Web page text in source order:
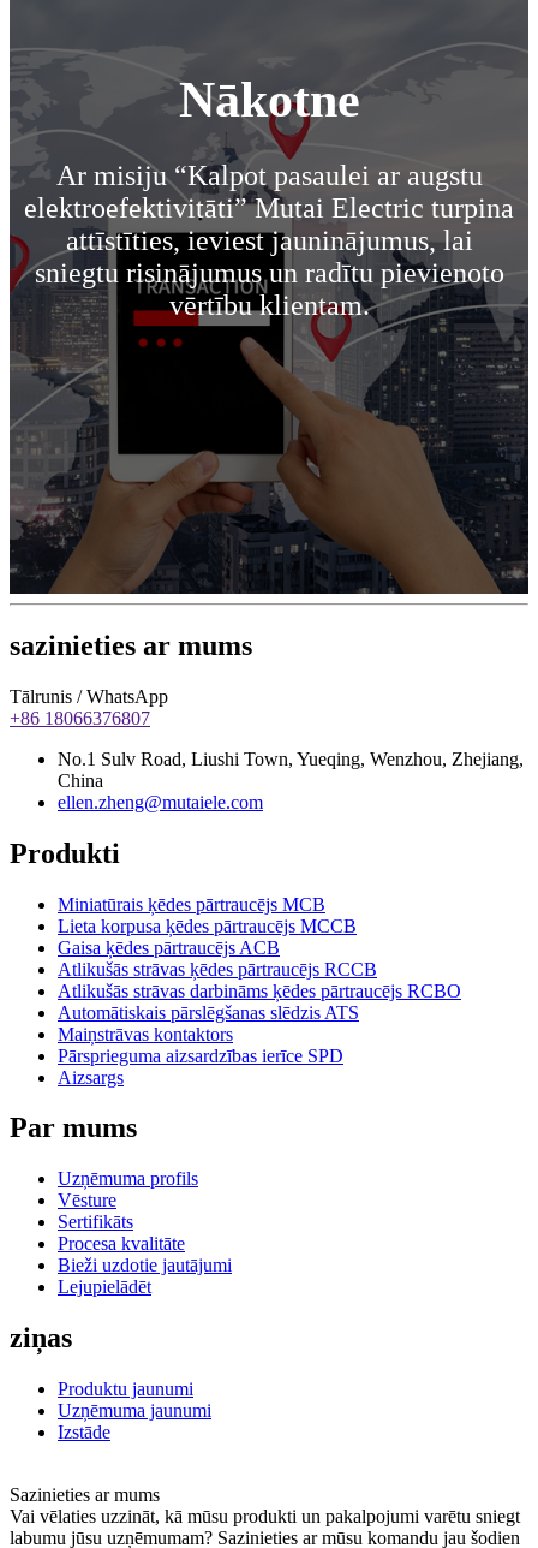
Nākotne
Ar misiju “Kalpot pasaulei ar augstu
elektroefektivitāti” Mutai Electric turpina
attīstīties, ieviest jauninājumus, lai
sniegtu risinājumus un radītu pievienoto
vērtību klientam.
sazinieties ar mums
Tālrunis / WhatsApp
+86 18066376807
No.1 Sulv Road, Liushi Town, Yueqing, Wenzhou, Zhejiang,
China
ellen.zheng@mutaiele.com
Produkti
Miniatūrais ķēdes pārtraucējs MCB
Lieta korpusa ķēdes pārtraucējs MCCB
Gaisa ķēdes pārtraucējs ACB
Atlikušās strāvas ķēdes pārtraucējs RCCB
Atlikušās strāvas darbināms ķēdes pārtraucējs RCBO
Automātiskais pārslēgšanas slēdzis ATS
Maiņstrāvas kontaktors
Pārsprieguma aizsardzības ierīce SPD
Aizsargs
Par mums
Uzņēmuma profils
Vēsture
Sertifikāts
Procesa kvalitāte
Bieži uzdotie jautājumi
Lejupielādēt
ziņas
Produktu jaunumi
Uzņēmuma jaunumi
Izstāde
Sazinieties ar mums
Vai vēlaties uzzināt, kā mūsu produkti un pakalpojumi varētu sniegt
labumu jūsu uzņēmumam? Sazinieties ar mūsu komandu jau šodien